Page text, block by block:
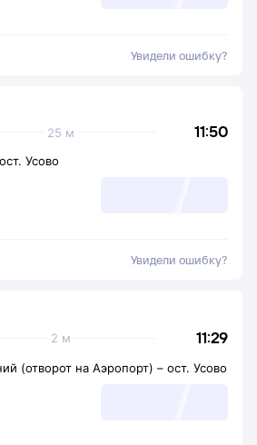
Увидели ошибку?
11:50
25 м
ост. Усово
Увидели ошибку?
11:29
2 м
(отворот на Аэропорт) – ост. Усово